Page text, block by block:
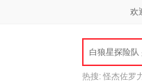
欢
白狼星探险队
热搜: 怪杰佐罗